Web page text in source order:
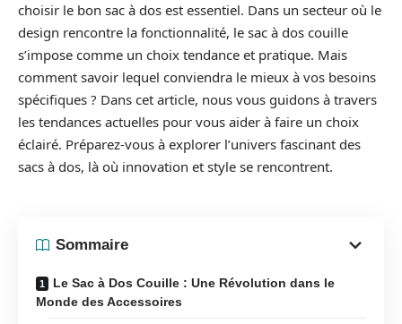
choisir le bon sac à dos est essentiel. Dans un secteur où le
design rencontre la fonctionnalité, le sac à dos couille
s’impose comme un choix tendance et pratique. Mais
comment savoir lequel conviendra le mieux à vos besoins
spécifiques ? Dans cet article, nous vous guidons à travers
les tendances actuelles pour vous aider à faire un choix
éclairé. Préparez-vous à explorer l’univers fascinant des
sacs à dos, là où innovation et style se rencontrent.
Sommaire
Le Sac à Dos Couille : Une Révolution dans le
Monde des Accessoires